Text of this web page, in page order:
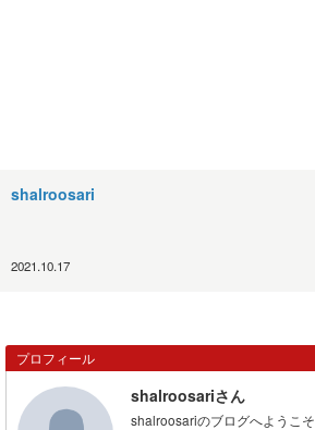
shalroosari
2021.10.17
プロフィール
shalroosariさん
shalroosariのブログへようこそ